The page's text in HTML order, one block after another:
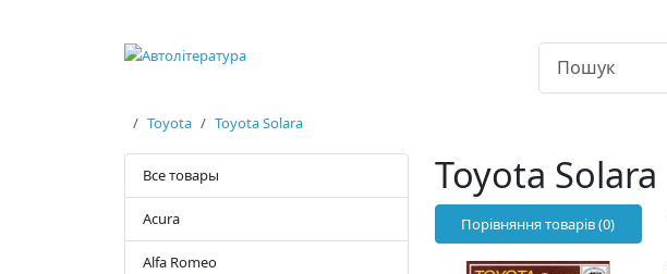
Toyota Toyota Solara
Все товары
Acura
Alfa Romeo
Toyota Solara
Порівняння товарів (0)